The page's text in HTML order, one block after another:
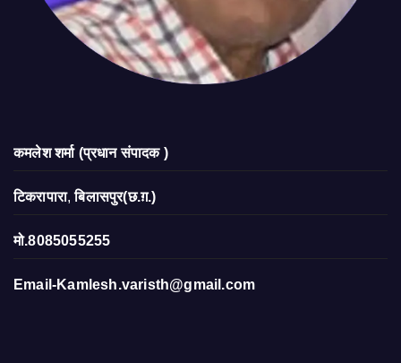
कमलेश शर्मा (प्रधान संपादक )
टिकरापारा,बिलासपुर(छ.ग़.)
मो.8085055255
Email-Kamlesh.varisth@gmail.com